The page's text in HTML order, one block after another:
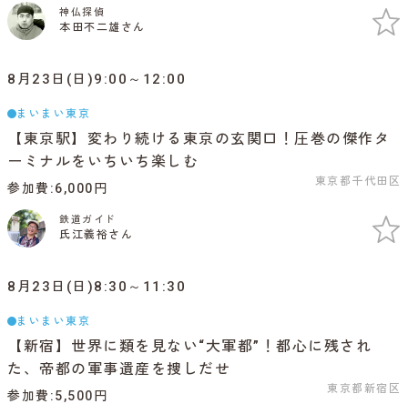
神仏探偵
本田不二雄さん
8月23日(日)9:00～12:00
まいまい東京
【東京駅】変わり続ける東京の玄関口！圧巻の傑作タ
ーミナルをいちいち楽しむ
東京都千代田区
参加費 6,000円
鉄道ガイド
氏江義裕さん
8月23日(日)8:30～11:30
まいまい東京
【新宿】世界に類を見ない“大軍都”！都心に残され
た、帝都の軍事遺産を捜しだせ
東京都新宿区
参加費 5,500円